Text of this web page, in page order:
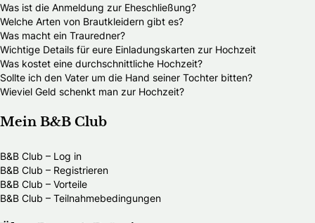
Was ist die Anmeldung zur Eheschließung?
Welche Arten von Brautkleidern gibt es?
Was macht ein Trauredner?
Wichtige Details für eure Einladungskarten zur Hochzeit
Was kostet eine durchschnittliche Hochzeit?
Sollte ich den Vater um die Hand seiner Tochter bitten?
Wieviel Geld schenkt man zur Hochzeit?
Mein B&B Club
B&B Club – Log in
B&B Club – Registrieren
B&B Club – Vorteile
B&B Club – Teilnahmebedingungen